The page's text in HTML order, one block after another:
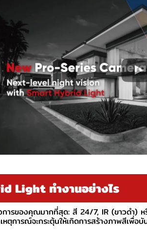
Light ทำงานอย่างไร
การของคุณมากที่สุด: สี 24/7, IR (ขาวดำ)
หตุการณ์จะกระตุ้นให้เกิดการสร้างภาพสีเพื่อ